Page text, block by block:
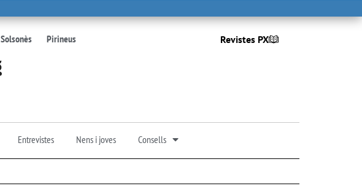
Solsonès Pirineus Revistes PX
Entrevistes Nens i joves Consells